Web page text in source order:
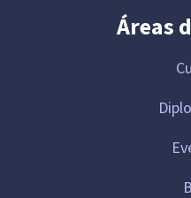
Áreas